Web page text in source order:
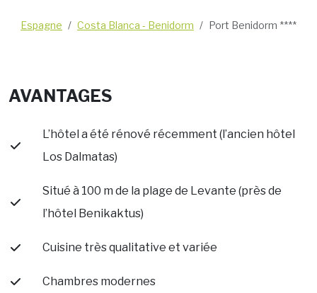
Espagne Costa Blanca - Benidorm Port Benidorm ****
AVANTAGES
L’hôtel a été rénové récemment (l’ancien hôtel
Los Dalmatas)
Situé à 100 m de la plage de Levante (près de
l’hôtel Benikaktus)
Cuisine très qualitative et variée
Chambres modernes